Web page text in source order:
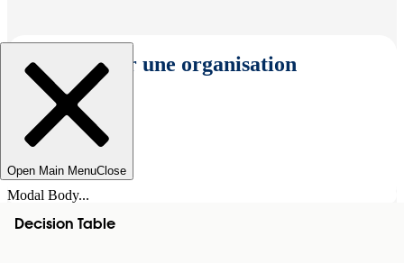
Sélectionner une organisation
Open Main MenuClose
Modal Body...
Decision Table